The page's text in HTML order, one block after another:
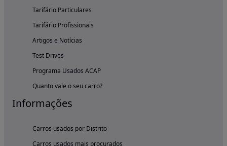
Tarifário Particulares
Tarifário Profissionais
Artigos e Notícias
Test Drives
Programa Usados ACAP
Quanto vale o seu carro?
Informações
Carros usados por Distrito
Carros usados mais procurados